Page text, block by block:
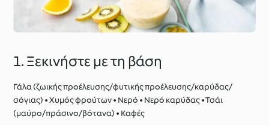
1. Ξεκινήστε με τη βάση
Γάλα (ζωικής προέλευσης/φυτικής προέλευσης/καρύδας/
σόγιας) • Χυμός φρούτων • Νερό • Νερό καρύδας • Τσάι
(μαύρο/πράσινο/βότανα) • Καφές